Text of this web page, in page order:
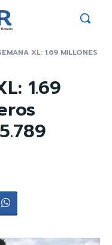
XL: 1.69 MILLONES
1.69